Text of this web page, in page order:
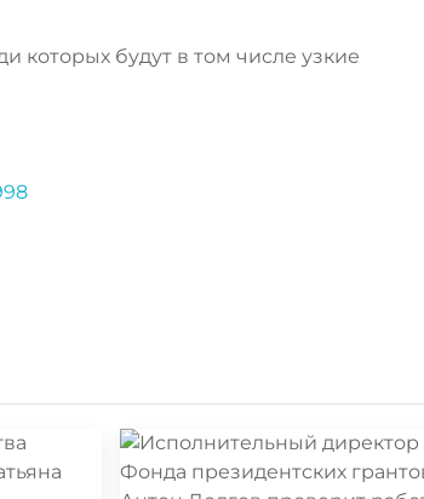
которых будут в том числе узкие